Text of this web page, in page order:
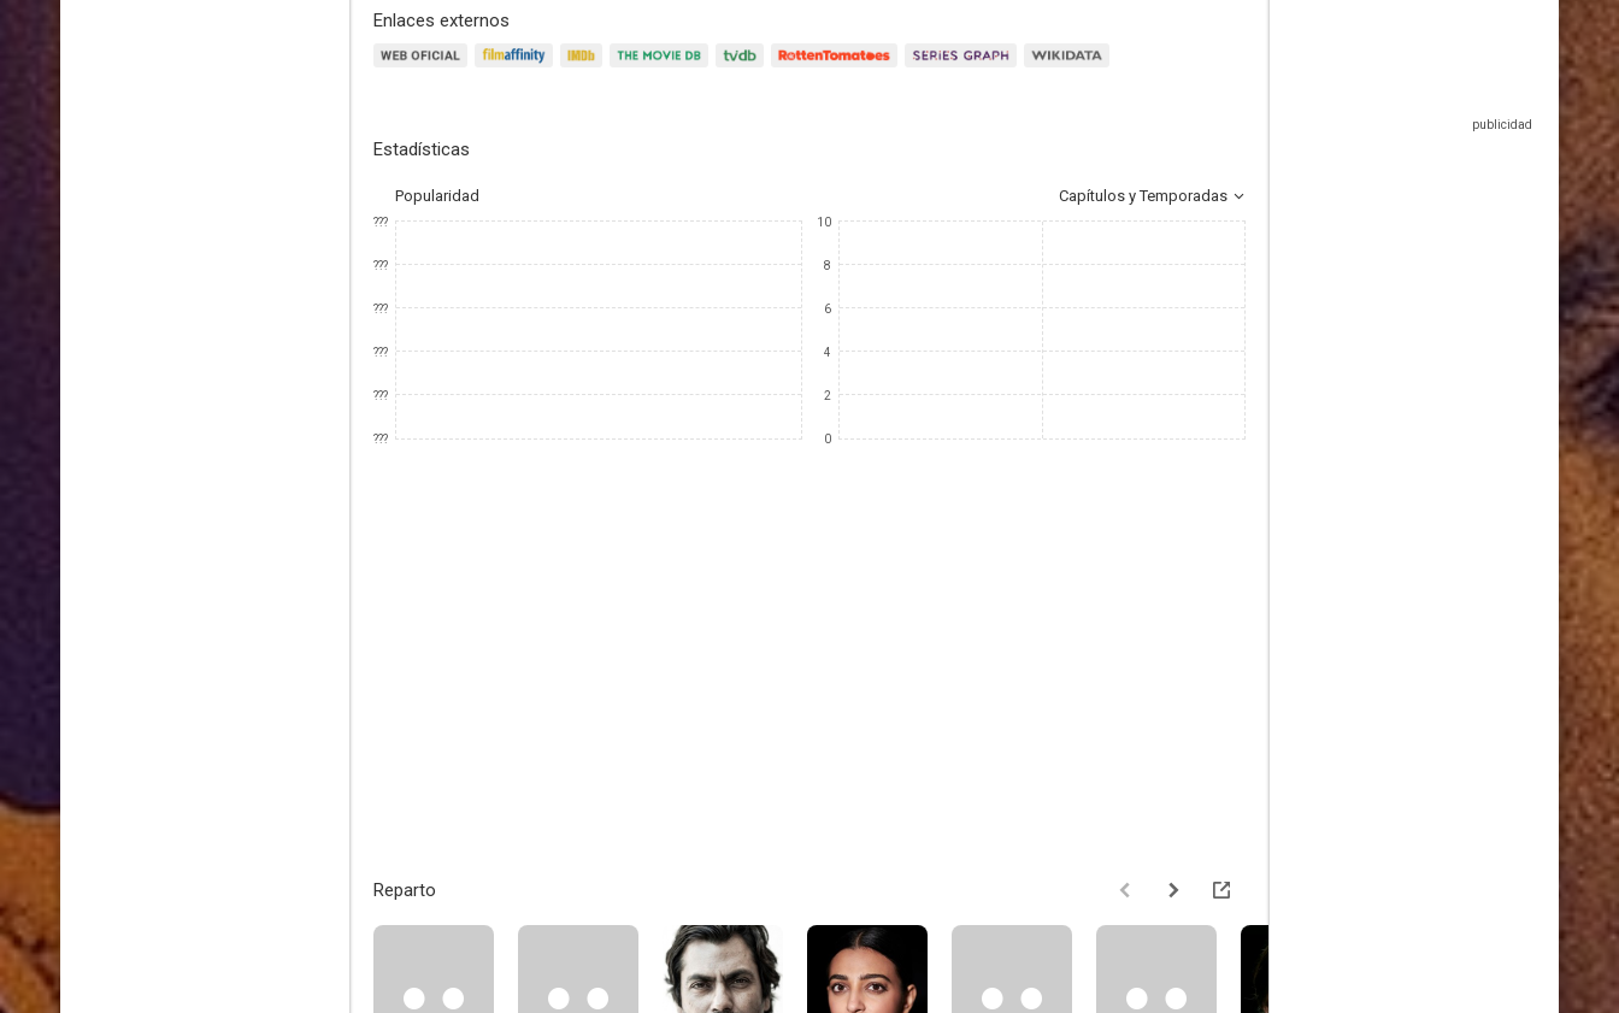
Enlaces externos
Estadísticas
Popularidad Capítulos y Temporadas
???
???
???
???
???
???
10
8
6
4
2
0
Reparto